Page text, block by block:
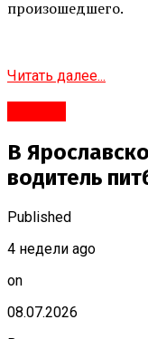
произошедшего.
Читать далее...
В
водитель
Published
4 недели ago
on
08.07.2026